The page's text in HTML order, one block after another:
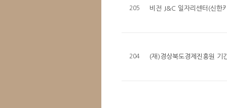
205 비전 J&C 일자리센터(신한
204 (재)경상북도경제진흥원 기